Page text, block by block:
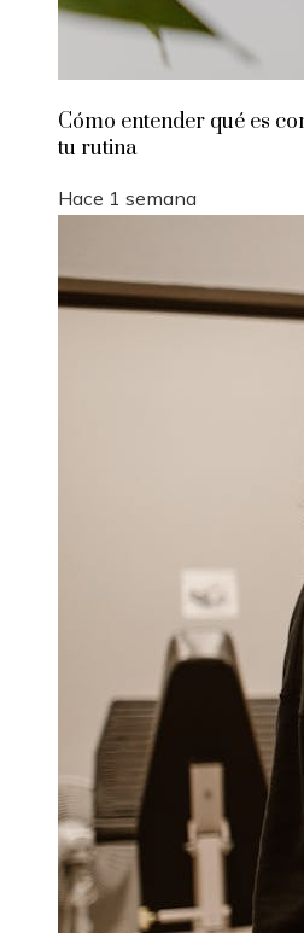
Cómo entender qué es
tu rutina
Hace 1 semana